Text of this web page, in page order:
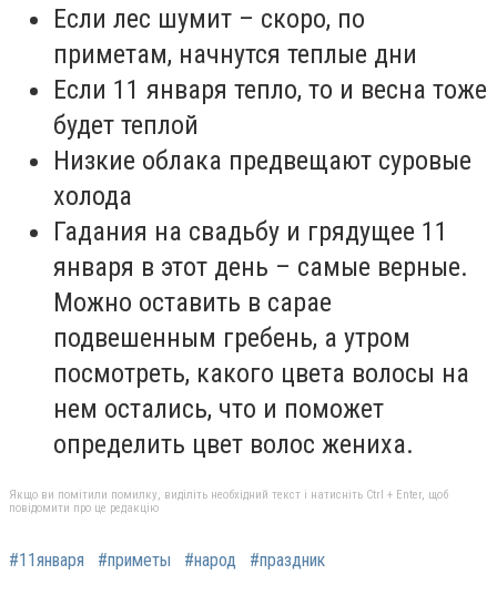
Если лес шумит – скоро, по
приметам, начнутся теплые дни
Если 11 января тепло, то и весна тоже
будет теплой
Низкие облака предвещают суровые
холода
Гадания на свадьбу и грядущее 11
января в этот день – самые верные.
Можно оставить в сарае
подвешенным гребень, а утром
посмотреть, какого цвета волосы на
нем остались, что и поможет
определить цвет волос жениха.
Якщо ви помітили помилку, виділіть необхідний текст і натисніть Ctrl + Enter, щоб
повідомити про це редакцію
#11января #приметы #народ #праздник